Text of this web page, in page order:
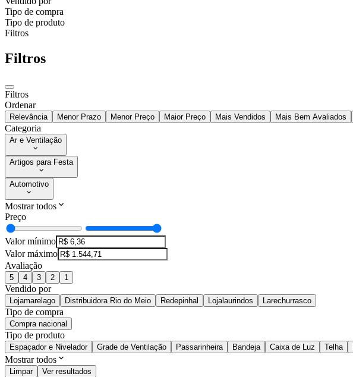
Tipo de compra
Tipo de produto
Filtros
Filtros
Filtros
Ordenar
Relevância Menor Prazo Menor Preço Maior Preço Mais Vendidos Mais Bem Avaliados
Categoria
Ar e Ventilação
Artigos para Festa
Automotivo
Mostrar todos
Preço
Valor mínimo
Valor máximo
Avaliação
5 4 3 2 1
Vendido por
Lojamarelago Distribuidora Rio do Meio Redepinhal Lojalaurindos Larechurrasco
Tipo de compra
Compra nacional
Tipo de produto
Espaçador e Nivelador Grade de Ventilação Passarinheira Bandeja Caixa de Luz Telha
Mostrar todos
Limpar Ver resultados